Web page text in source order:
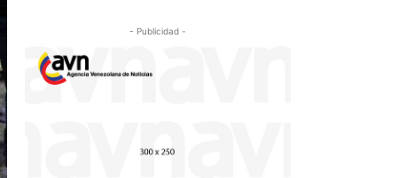
- Publicidad -